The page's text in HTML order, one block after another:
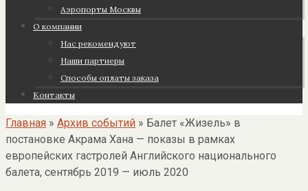
Аэропорты Москвы
О компании
Нас рекомендуют
Наши партнеры
Cпособы оплаты заказа
Контакты
Главная » Архив событий » Балет «Жизель» в
постановке Акрама Хана — показы в рамках
европейских гастролей Английского национального
балета, сентябрь 2019 — июль 2020